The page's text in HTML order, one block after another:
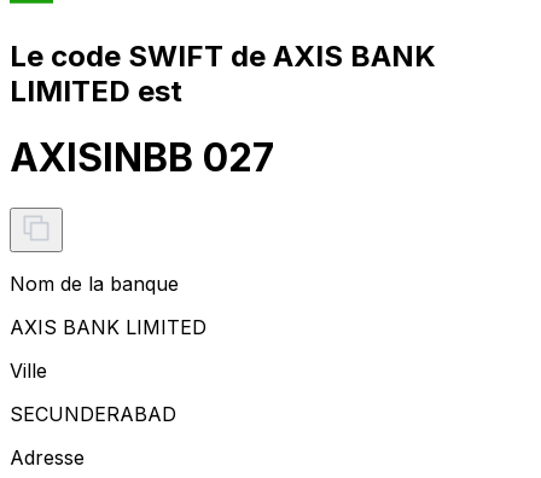
Le code SWIFT de AXIS BANK
LIMITED est
AXISINBB 027
Nom de la banque
AXIS BANK LIMITED
Ville
SECUNDERABAD
Adresse